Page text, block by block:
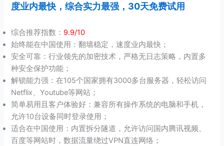
度业内最快，综合实力最强，30天免费试用
综合推荐指数： 9.9/10
始终能在中国使用：翻墙稳定，速度业内最快；
安全可靠：行业领先的加密技术，严格无日志策略，内置多
种安全保护功能；
解锁能力强：在105个国家拥有3000多台服务器，轻松访问
Netflix、Youtube等网站；
简单易用且客户体验好：兼容所有操作系统的电脑和手机，
允许10台设备同时登录使用；
适合在中国使用：内置拆分隧道，允许访问国内腾讯视频、
百度等网站时，数据流量绕过VPN直连网络；